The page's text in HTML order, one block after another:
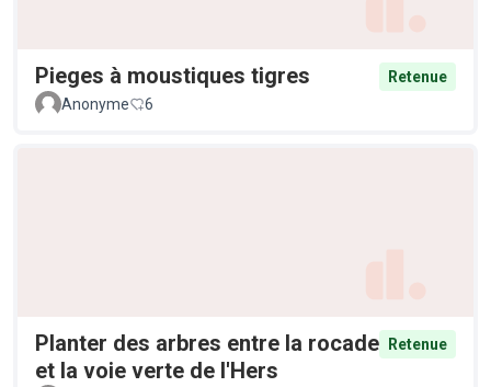
Pieges à moustiques tigres
Retenue
Anonyme
6
Planter des arbres entre la rocade
et la voie verte de l'Hers
Retenue